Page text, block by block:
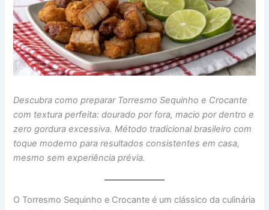
Descubra como preparar Torresmo Sequinho e Crocante
com textura perfeita: dourado por fora, macio por dentro e
zero gordura excessiva. Método tradicional brasileiro com
toque moderno para resultados consistentes em casa,
mesmo sem experiência prévia.
O Torresmo Sequinho e Crocante é um clássico da culinária